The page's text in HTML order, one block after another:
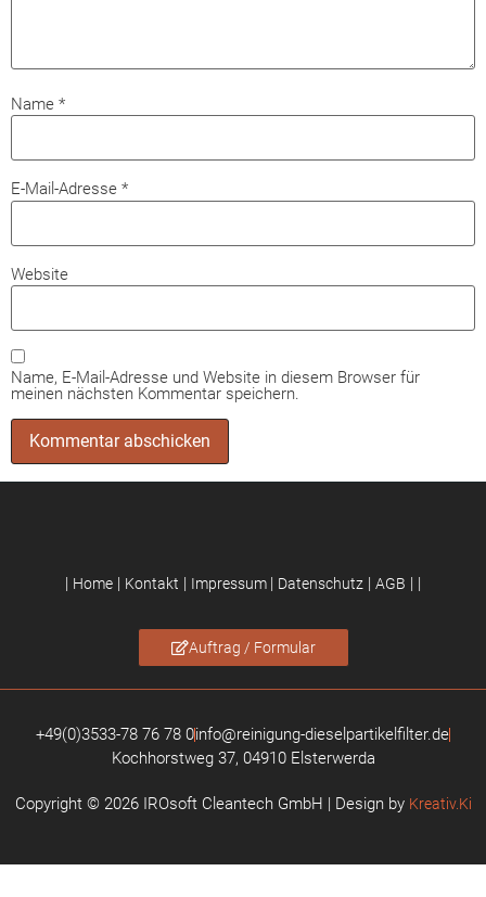
Name *
E-Mail-Adresse *
Website
Name, E-Mail-Adresse und Website in diesem Browser für
meinen nächsten Kommentar speichern.
| Home | Kontakt | Impressum | Datenschutz | AGB | |
Auftrag / Formular
Copyright © 2026 IROsoft Cleantech GmbH | Design by Kreativ.Ki
+49(0)3533-78 76 78 0info@reinigung-dieselpartikelfilter.de
Kochhorstweg 37, 04910 Elsterwerda